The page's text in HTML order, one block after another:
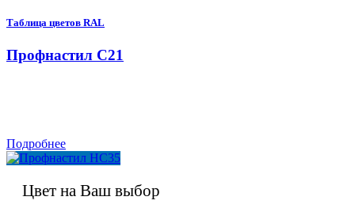
Таблица цветов RAL
Профнастил С21
Подробнее
Цвет на Ваш выбор